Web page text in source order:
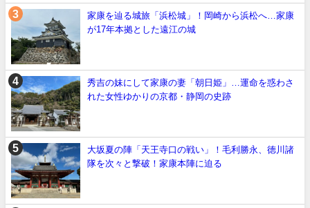
家康を辿る城旅「浜松城」！岡崎から浜松へ…家康
が17年本拠とした遠江の城
秀吉の妹にして家康の妻「朝日姫」…運命を惑わさ
れた女性ゆかりの京都・静岡の史跡
大坂夏の陣「天王寺口の戦い」！毛利勝永、徳川諸
隊を次々と撃破！家康本陣に迫る